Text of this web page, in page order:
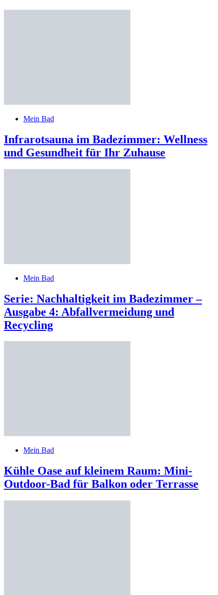
Mein Bad
Infrarotsauna im Badezimmer: Wellness
und Gesundheit für Ihr Zuhause
Mein Bad
Serie: Nachhaltigkeit im Badezimmer –
Ausgabe 4: Abfallvermeidung und
Recycling
Mein Bad
Kühle Oase auf kleinem Raum: Mini-
Outdoor-Bad für Balkon oder Terrasse